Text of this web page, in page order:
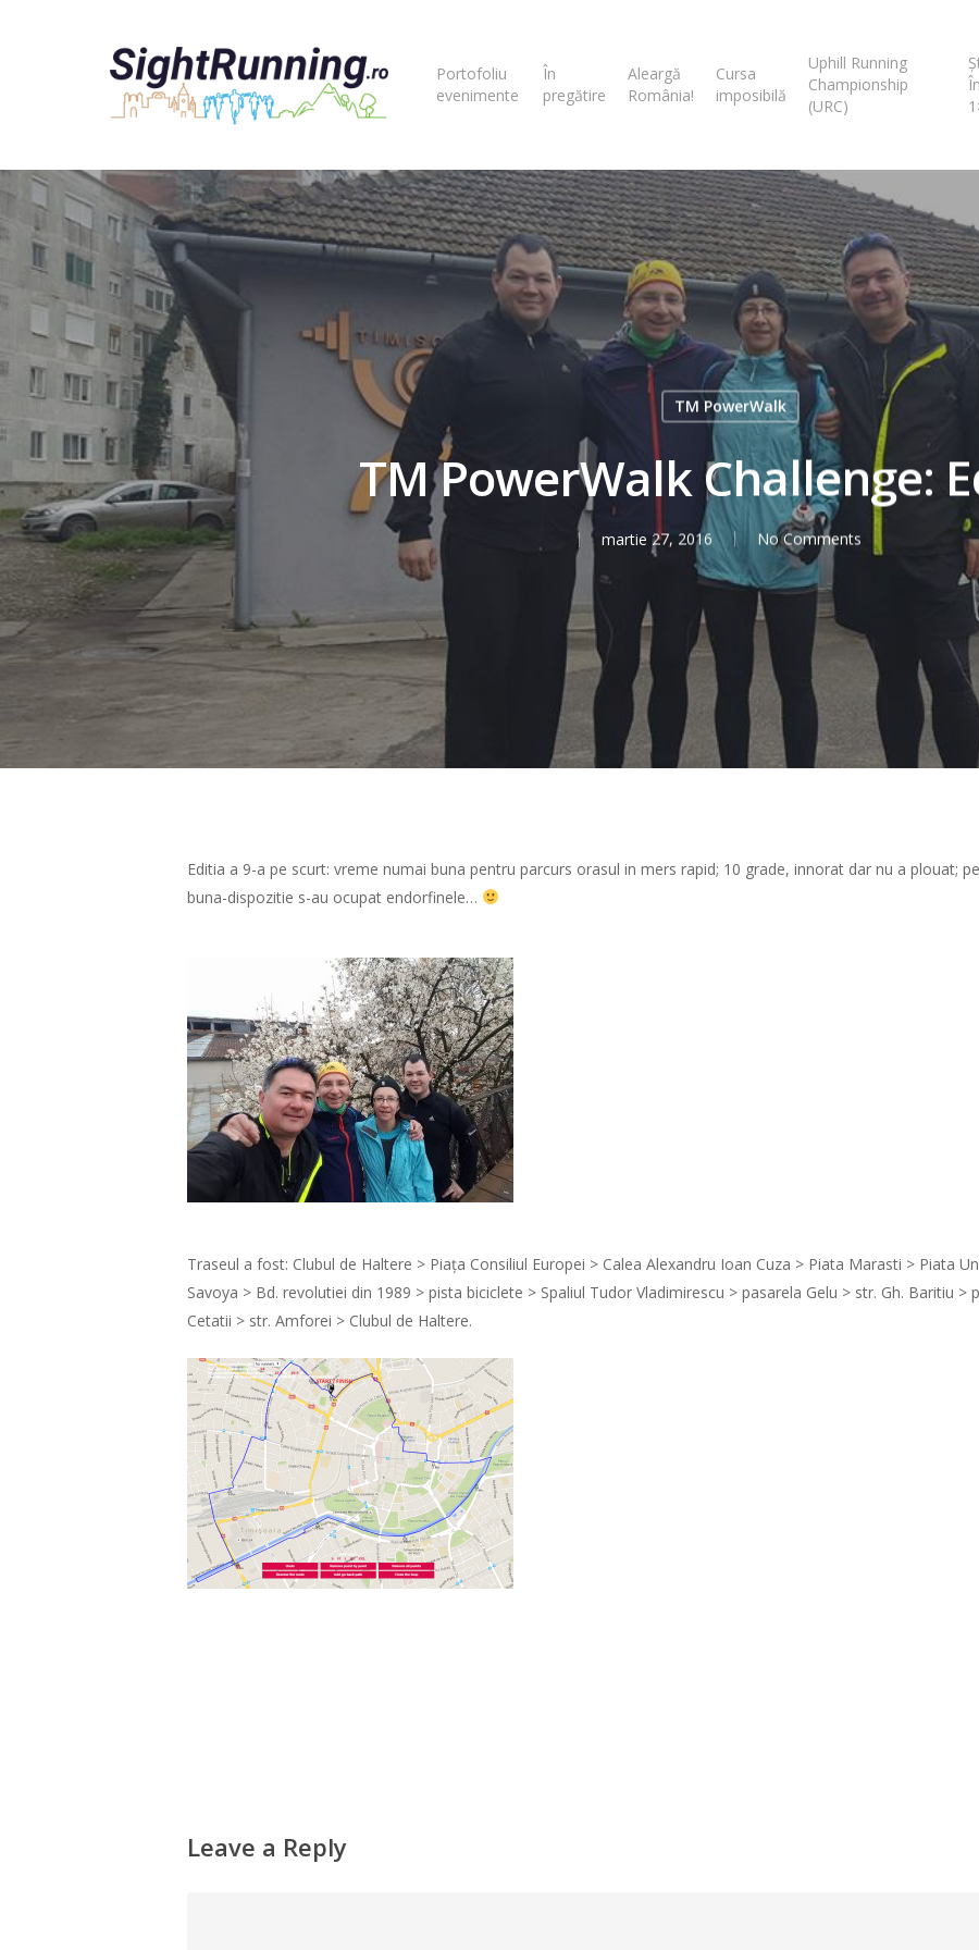
Hit enter to search or ESC to close
Portofoliu
evenimente
În
pregătire
Aleargă
România!
Cursa
imposibilă
Uphill Running
Championship
(URC)
TM PowerWalk
TM PowerWalk Challenge:
martie 27, 2016 No Comments
Editia a 9-a pe scurt: vreme numai buna pentru parcurs orasul in mers rapid; 10 grade, innorat dar nu a plouat;
buna-dispozitie s-au ocupat endorfinele…
Traseul a fost: Clubul de Haltere > Piața Consiliul Europei > Calea Alexandru Ioan Cuza > Piata Marasti > Piata
Savoya > Bd. revolutiei din 1989 > pista biciclete > Spaliul Tudor Vladimirescu > pasarela Gelu > str. Gh. Baritiu >
Cetatii > str. Amforei > Clubul de Haltere.
Leave a Reply